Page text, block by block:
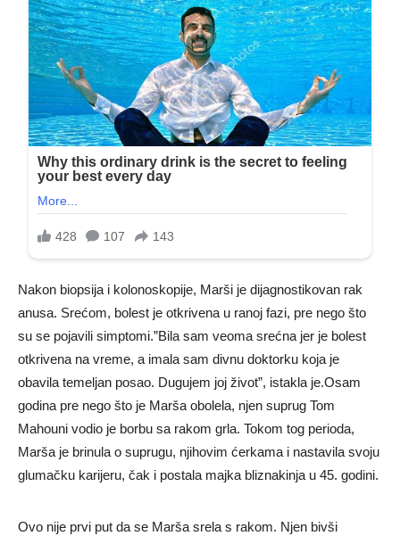
Nakon biopsija i kolonoskopije, Marši je dijagnostikovan rak
anusa. Srećom, bolest je otkrivena u ranoj fazi, pre nego što
su se pojavili simptomi.”Bila sam veoma srećna jer je bolest
otkrivena na vreme, a imala sam divnu doktorku koja je
obavila temeljan posao. Dugujem joj život”, istakla je.Osam
godina pre nego što je Marša obolela, njen suprug Tom
Mahouni vodio je borbu sa rakom grla. Tokom tog perioda,
Marša je brinula o suprugu, njihovim ćerkama i nastavila svoju
glumačku karijeru, čak i postala majka bliznakinja u 45. godini.
Ovo nije prvi put da se Marša srela s rakom. Njen bivši